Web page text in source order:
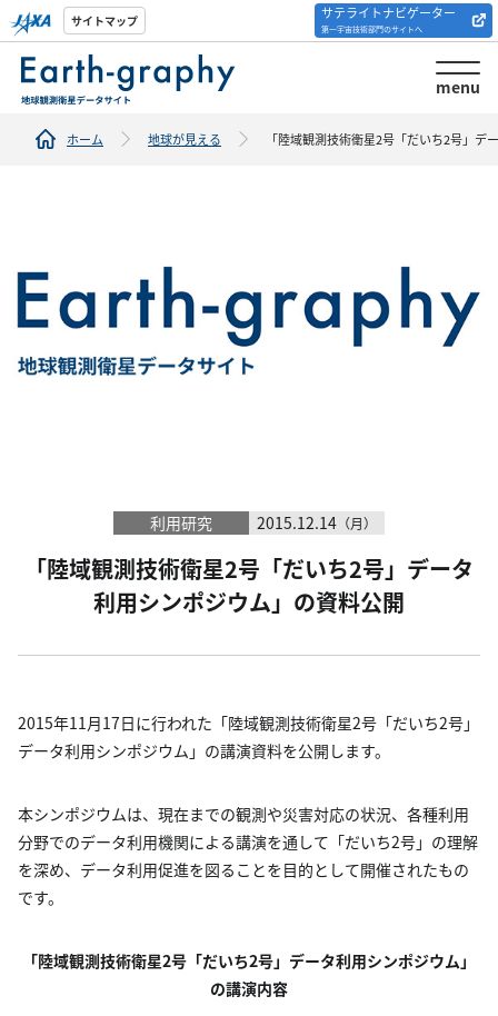
サイトマップ サテライトナビゲーター
第一宇宙技術部門のサイトへ
menu
解析ツール/サイトの
紹介
ホーム 地球が見える 「陸域観測技術衛星2号「だいち2号」デ
利用研究 2015.12.14 （月）
「陸域観測技術衛星2号「だいち2号」データ
利用シンポジウム」の資料公開
2015年11月17日に行われた「陸域観測技術衛星2号「だいち2号」
データ利用シンポジウム」の講演資料を公開します。
本シンポジウムは、現在までの観測や災害対応の状況、各種利用
分野でのデータ利用機関による講演を通して「だいち2号」の理解
を深め、データ利用促進を図ることを目的として開催されたもの
です。
「陸域観測技術衛星2号「だいち2号」データ利用シンポジウム」
の講演内容